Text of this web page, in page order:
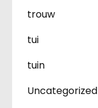
trouw
tui
tuin
Uncategorized